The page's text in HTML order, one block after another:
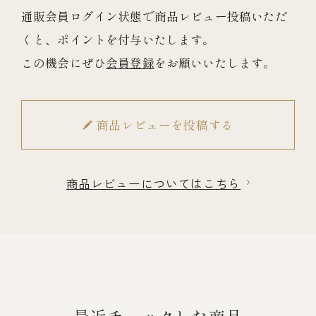
通販会員ログイン状態で商品レビュー投稿いただ
くと、ポイントを付与いたします。
この機会にぜひ会員登録をお願いいたします。
商品レビューを投稿する
商品レビューについてはこちら